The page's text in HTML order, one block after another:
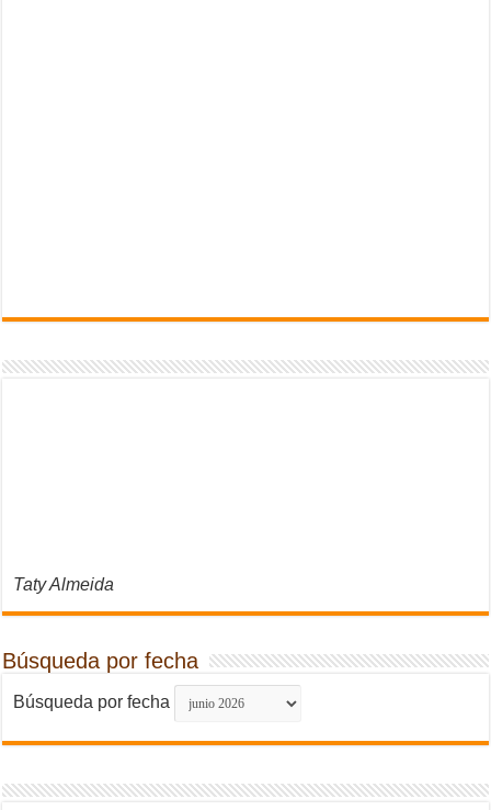
Taty Almeida
Búsqueda por fecha
Búsqueda por fecha